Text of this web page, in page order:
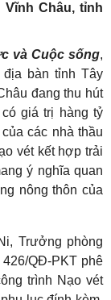
Châu, tỉnh
và Cuộc sống,
bàn tỉnh Tây
đang thu hút
giá trị hàng tỷ
các nhà thầu
vét kết hợp trải
ý nghĩa quan
nông thôn của
Trưởng phòng
426/QĐ-PKT phê
trình Nạo vét